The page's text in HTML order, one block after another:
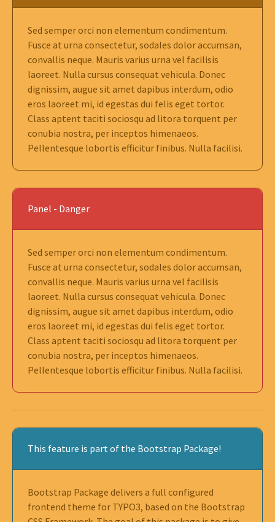
Sed semper orci non elementum condimentum.
Fusce at urna consectetur, sodales dolor accumsan,
convallis neque. Mauris varius urna vel facilisis
laoreet. Nulla cursus consequat vehicula. Donec
dignissim, augue sit amet dapibus interdum, odio
eros laoreet mi, id egestas dui felis eget tortor.
Class aptent taciti sociosqu ad litora torquent per
conubia nostra, per inceptos himenaeos.
Pellentesque lobortis efficitur finibus. Nulla facilisi.
Panel - Danger
Sed semper orci non elementum condimentum.
Fusce at urna consectetur, sodales dolor accumsan,
convallis neque. Mauris varius urna vel facilisis
laoreet. Nulla cursus consequat vehicula. Donec
dignissim, augue sit amet dapibus interdum, odio
eros laoreet mi, id egestas dui felis eget tortor.
Class aptent taciti sociosqu ad litora torquent per
conubia nostra, per inceptos himenaeos.
Pellentesque lobortis efficitur finibus. Nulla facilisi.
This feature is part of the Bootstrap Package!
Bootstrap Package delivers a full configured
frontend theme for TYPO3, based on the Bootstrap